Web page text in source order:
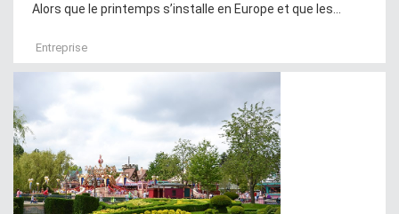
Alors que le printemps s’installe en Europe et que les...
Entreprise